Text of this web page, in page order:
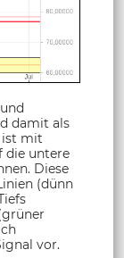
damit als
ist mit
die untere
Diese
(dünn
vor.